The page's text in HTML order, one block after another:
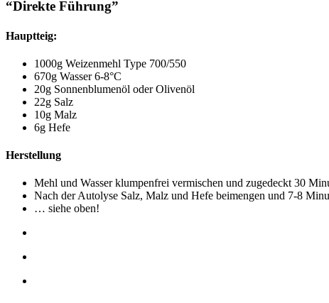
“Direkte Führung”
Hauptteig:
1000g Weizenmehl Type 700/550
670g Wasser 6-8°C
20g Sonnenblumenöl oder Olivenöl
22g Salz
10g Malz
6g Hefe
Herstellung
Mehl und Wasser klumpenfrei vermischen und zugedeckt 30
Nach der Autolyse Salz, Malz und Hefe beimengen und 7-8
… siehe oben!